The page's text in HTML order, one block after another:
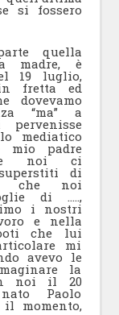
si fossero
quella
madre, è
19 luglio,
fretta ed
dovevamo
“ma” a
mediatico
mio padre
noi ci
di
che noi
di …..,
i nostri
e nella
che lui
mi
avevo le
la
noi il 20
Paolo
momento,